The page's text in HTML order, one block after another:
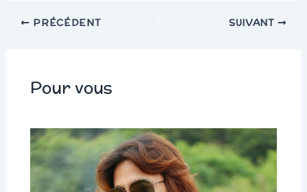
PRÉCÉDENT SUIVANT
Pour vous